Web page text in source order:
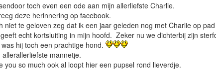
toch even een ode aan mijn allerliefste Charlie.
deze herinnering op facebook.
niet te geloven zeg dat ik een jaar geleden nog met Charlie op
echt kortsluiting in mijn hoofd. Zeker nu we dichterbij zijn
was hij toch een prachtige hond.
allerallerliefste mannetje.
you so much ook al loopt hier een pupsel rond lieverdje.